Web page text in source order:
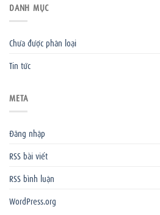
DANH MỤC
Chưa được phân loại
Tin tức
META
Đăng nhập
RSS bài viết
RSS bình luận
WordPress.org